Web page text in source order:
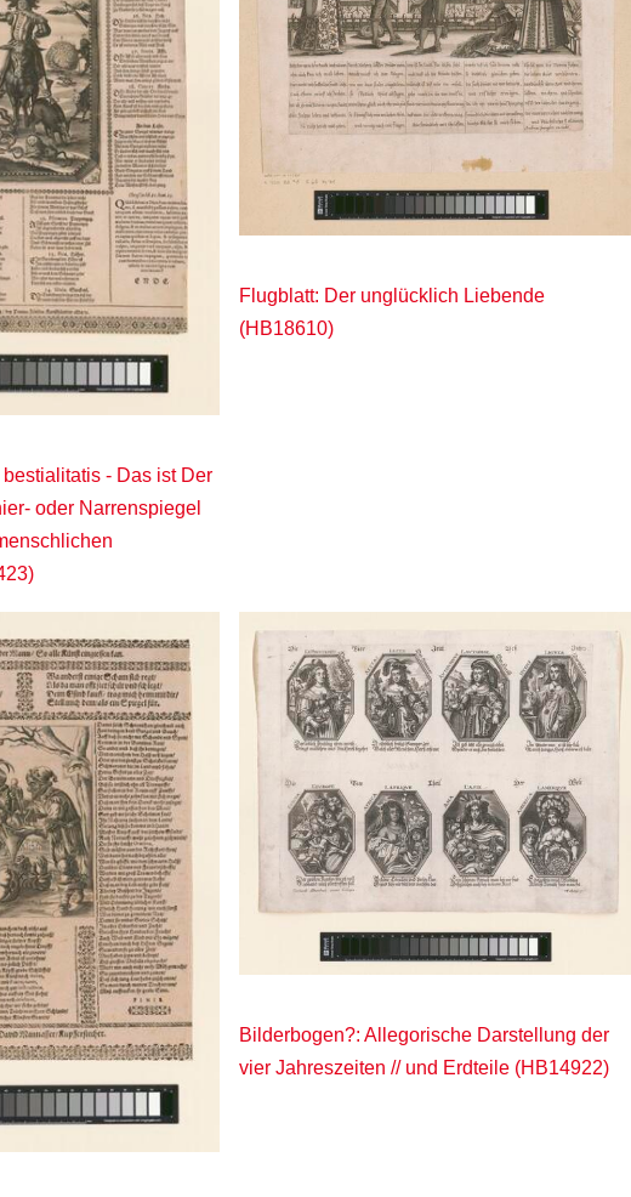
- Das ist Der
oder Narrenspiegel
Flugblatt: Der unglücklich Liebende
(HB18610)
Bilderbogen?: Allegorische Darstellung der
vier Jahreszeiten // und Erdteile (HB14922)